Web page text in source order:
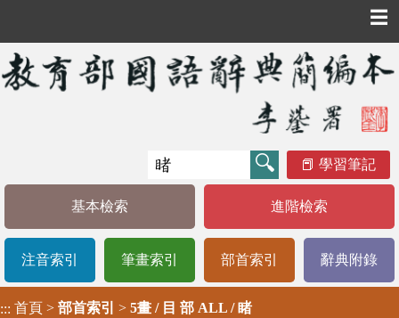
☰
學習筆記
基本檢索 進階檢索
注音索引 筆畫索引 部首索引 辭典附錄
::: 首頁 > 部首索引 > 5畫 / 目 部 ALL / 睹